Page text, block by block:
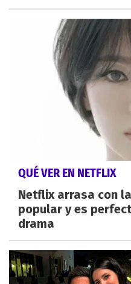
QUÉ VER EN NETFLIX
Netflix arrasa con
popular y es
drama